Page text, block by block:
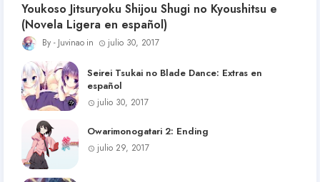
Youkoso Jitsuryoku Shijou Shugi no Kyoushitsu e
(Novela Ligera en español)
Juvinao julio 30, 2017
Seirei Tsukai no Blade Dance: Extras en
español
julio 30, 2017
Owarimonogatari 2: Ending
julio 29, 2017